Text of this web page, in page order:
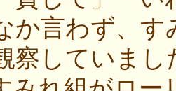
か言わず、
察していまし